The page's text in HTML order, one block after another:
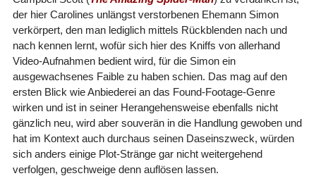
der hier Carolines unlängst verstorbenen Ehemann Simon
verkörpert, den man lediglich mittels Rückblenden nach und
nach kennen lernt, wofür sich hier des Kniffs von allerhand
Video-Aufnahmen bedient wird, für die Simon ein
ausgewachsenes Faible zu haben schien. Das mag auf den
ersten Blick wie Anbiederei an das Found-Footage-Genre
wirken und ist in seiner Herangehensweise ebenfalls nicht
gänzlich neu, wird aber souverän in die Handlung gewoben und
hat im Kontext auch durchaus seinen Daseinszweck, würden
sich anders einige Plot-Stränge gar nicht weitergehend
verfolgen, geschweige denn auflösen lassen.